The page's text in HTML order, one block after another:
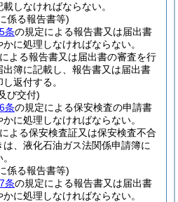
しなければならない。
係る報告書等)
条の規定による報告書又は届出書
に処理しなければならない。
よる報告書又は届出書の審査を行
簿に記載し、報告書又は届出書
返付する。
び交付)
条の規定による保安検査の申請書
に処理しなければならない。
よる保安検査証又は保安検査不合
、液化石油ガス法関係申請簿に
係る報告書等)
条の規定による報告書又は届出書
に処理しなければならない。